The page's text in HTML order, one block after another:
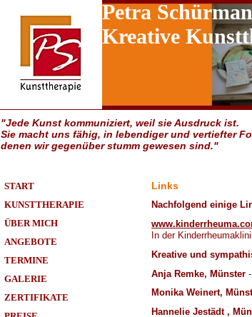
Petra
Kreative
"Jede Kunst kommuniziert, weil sie Ausdruck ist.
Sie macht uns fähig, in lebendiger und vertiefter
denen wir gegenüber stumm gewesen sind."
START
KUNSTTHERAPIE
ÜBER MICH
ANGEBOTE
TERMINE
GALERIE
ZERTIFIKATE
Links
Nachfolgend einige
In der
Kreative und
Anja Remke, Münster -
Monika Weinert,
Hannelie Jestädt ,